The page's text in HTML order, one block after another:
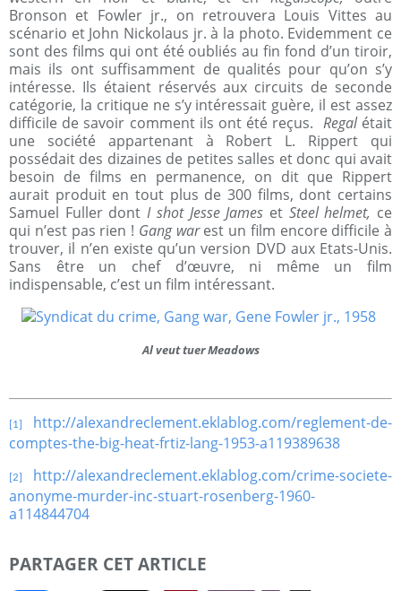
Bronson et Fowler jr., on retrouvera Louis Vittes au
scénario et John Nickolaus jr. à la photo. Evidemment ce
sont des films qui ont été oubliés au fin fond d’un tiroir,
mais ils ont suffisamment de qualités pour qu’on s’y
intéresse. Ils étaient réservés aux circuits de seconde
catégorie, la critique ne s’y intéressait guère, il est assez
difficile de savoir comment ils ont été reçus. Regal était
une société appartenant à Robert L. Rippert qui
possédait des dizaines de petites salles et donc qui avait
besoin de films en permanence, on dit que Rippert
aurait produit en tout plus de 300 films, dont certains
Samuel Fuller dontI shot Jesse James et Steel helmet, ce
qui n’est pas rien ! Gang warest un film encore difficile à
trouver, il n’en existe qu’un version DVD aux Etats-Unis.
Sans être un chef d’œuvre, ni même un film
indispensable, c’est un film intéressant.
Al veut tuer Meadows
[1]
http://alexandreclement.eklablog.com/reglement-de-
comptes-the-big-heat-frtiz-lang-1953-a119389638
[2]
http://alexandreclement.eklablog.com/crime-societe-
anonyme-murder-inc-stuart-rosenberg-1960-
a114844704
PARTAGER CET ARTICLE